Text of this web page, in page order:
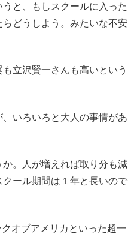
と、もしスクールに入った
どうしよう。みたいな不安
立沢賢一さんも高いという
いろいろと大人の事情があ
。人が増えれば取り分も減
ール期間は１年と長いので
オブアメリカといった超一